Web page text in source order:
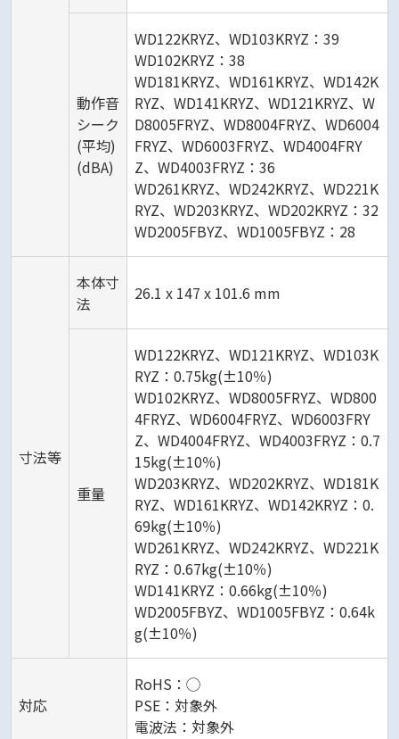
動作音
シーク
(平均)
(dBA)
WD122KRYZ、WD103KRYZ：39
WD102KRYZ：38
WD181KRYZ、WD161KRYZ、WD142K
RYZ、WD141KRYZ、WD121KRYZ、W
D8005FRYZ、WD8004FRYZ、WD6004
FRYZ、WD6003FRYZ、WD4004FRY
Z、WD4003FRYZ：36
WD261KRYZ、WD242KRYZ、WD221K
RYZ、WD203KRYZ、WD202KRYZ：32
WD2005FBYZ、WD1005FBYZ：28
寸法等
本体寸
法
26.1 x 147 x 101.6 mm
重量
WD122KRYZ、WD121KRYZ、WD103K
RYZ：0.75kg(±10％)
WD102KRYZ、WD8005FRYZ、WD800
4FRYZ、WD6004FRYZ、WD6003FRY
Z、WD4004FRYZ、WD4003FRYZ：0.7
15kg(±10％)
WD203KRYZ、WD202KRYZ、WD181K
RYZ、WD161KRYZ、WD142KRYZ：0.
69kg(±10％)
WD261KRYZ、WD242KRYZ、WD221K
RYZ：0.67kg(±10％)
WD141KRYZ：0.66kg(±10％)
WD2005FBYZ、WD1005FBYZ：0.64k
g(±10％)
対応
RoHS：◯
PSE：対象外
電波法：対象外